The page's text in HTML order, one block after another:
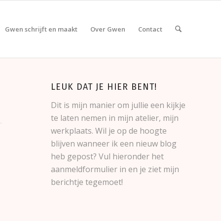
Gwen schrijft en maakt Over Gwen Contact
LEUK DAT JE HIER BENT!
Dit is mijn manier om jullie een kijkje
te laten nemen in mijn atelier, mijn
werkplaats. Wil je op de hoogte
blijven wanneer ik een nieuw blog
heb gepost? Vul hieronder het
aanmeldformulier in en je ziet mijn
berichtje tegemoet!